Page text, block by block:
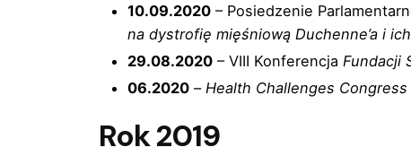
10.09.2020 – Posiedzenie
na dystrofię mięśniową Duchenne’a i
29.08.2020 – VIII Konferencja Fundacji
06.2020 – Health Challenges Congress
Rok 2019